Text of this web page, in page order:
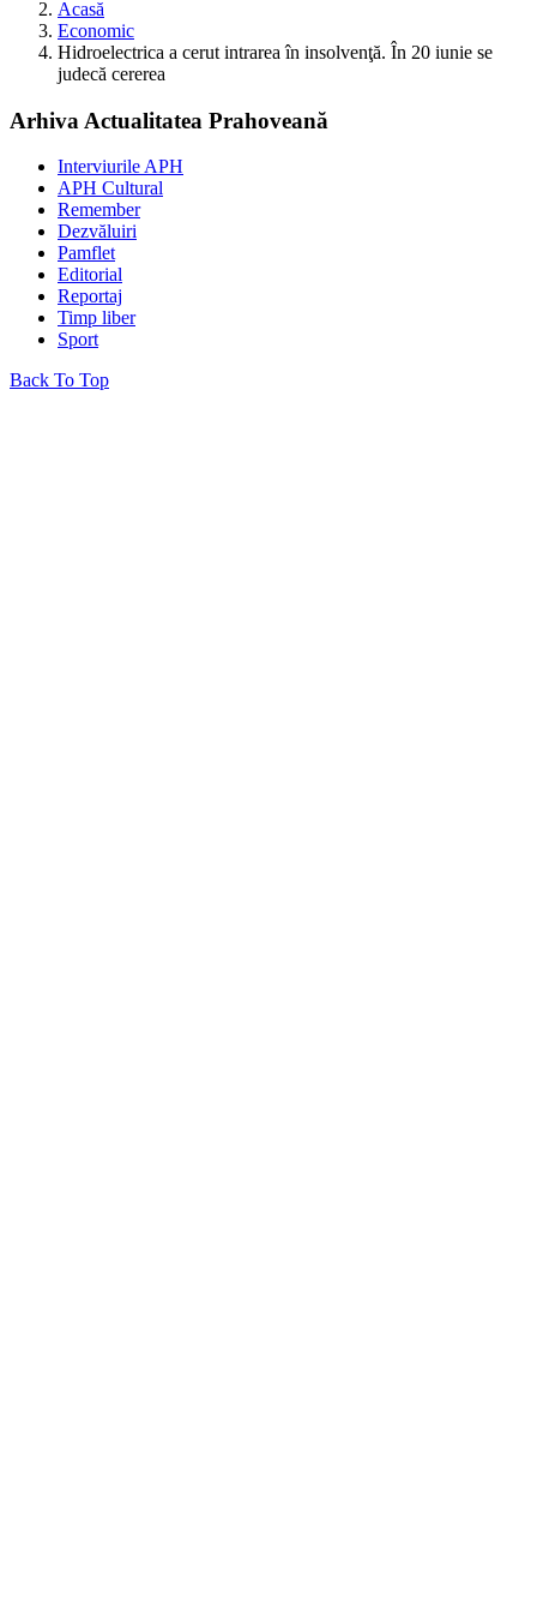
Acasă
Economic
Hidroelectrica a cerut intrarea în insolvenţă. În 20 iunie se
judecă cererea
Arhiva Actualitatea Prahoveană
Interviurile APH
APH Cultural
Remember
Dezvăluiri
Pamflet
Editorial
Reportaj
Timp liber
Sport
Back To Top